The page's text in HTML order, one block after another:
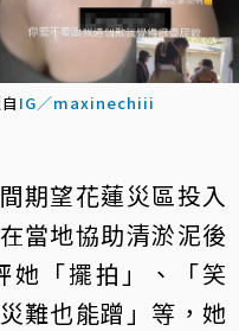
IG／maxinechiii
期望花蓮災區投入
當地協助清淤泥後
她「擺拍」、「笑
難也能蹭」等，她